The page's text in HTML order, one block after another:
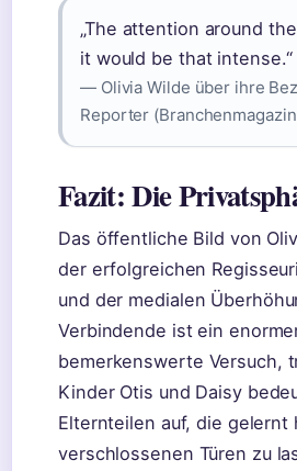
„The attention around
it would be that intense.“
— Olivia Wilde über ihre
Reporter
Fazit: Die
Das öffentliche Bild von
der erfolgreichen
und der medialen
Verbindende ist ein
bemerkenswerte Versuch,
Kinder Otis und Daisy
Elternteilen auf, die
verschlossenen Türen zu